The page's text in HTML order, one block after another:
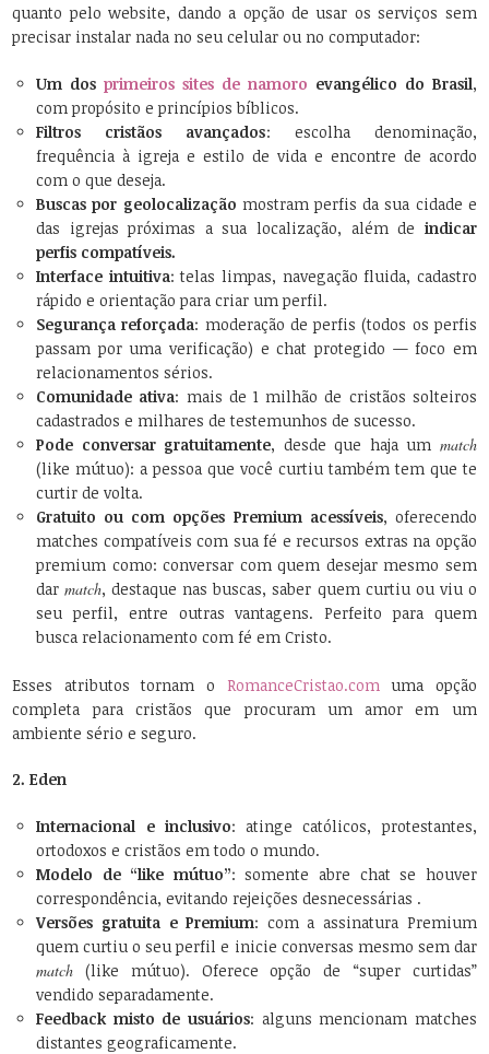
quanto pelo website, dando a opção de usar os serviços sem
precisar instalar nada no seu celular ou no computador:
Um dosprimeiros sites de namoro evangélico do Brasil,
com propósito e princípios bíblicos.
Filtros cristãos avançados: escolha denominação,
frequência à igreja e estilo de vida e encontre de acordo
com o que deseja.
Buscas por geolocalização mostram perfis da sua cidade e
das igrejas próximas a sua localização, além de indicar
perfis compatíveis.
Interface intuitiva: telas limpas, navegação fluida, cadastro
rápido e orientação para criar um perfil.
Segurança reforçada: moderação de perfis (todos os perfis
passam por uma verificação) e chat protegido — foco em
relacionamentos sérios.
Comunidade ativa: mais de 1 milhão de cristãos solteiros
cadastrados e milhares de testemunhos de sucesso.
Pode conversar gratuitamente, desde que haja um match
(like mútuo): a pessoa que você curtiu também tem que te
curtir de volta.
Gratuito ou com opções Premium acessíveis, oferecendo
matches compatíveis com sua fé e recursos extras na opção
premium como: conversar com quem desejar mesmo sem
darmatch, destaque nas buscas, saber quem curtiu ou viu o
seu perfil, entre outras vantagens. Perfeito para quem
busca relacionamento com fé em Cristo.
Esses atributos tornam o RomanceCristao.comuma opção
completa para cristãos que procuram um amor em um
ambiente sério e seguro.
2. Eden
Internacional e inclusivo: atinge católicos, protestantes,
ortodoxos e cristãos em todo o mundo.
Modelo de “like mútuo”: somente abre chat se houver
correspondência, evitando rejeições desnecessárias .
Versões gratuita e Premium: com a assinatura Premium
quem curtiu o seu perfil e inicie conversas mesmo sem dar
match (like mútuo). Oferece opção de “super curtidas”
vendido separadamente.
Feedback misto de usuários: alguns mencionam matches
distantes geograficamente.